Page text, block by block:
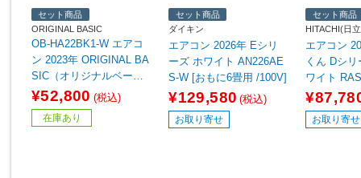
セット商品
ORIGINAL BASIC
OB-HA22BK1-W エアコ
ン 2023年 ORIGINAL BA
SIC（オリジナルベーシ
ック） ホワイト [おもに
6畳用 /100V]
¥52,800 (税込)
在庫あり
セット商品
ダイキン
エアコン 2026年 Eシリ
ーズ ホワイト AN226AE
S-W [おもに6畳用 /100V]
¥129,580 (税込)
お取り寄せ
セット商品
HITACHI(日
エアコン
くん Dシ
ワイト
[おもに6畳
お取り寄せ